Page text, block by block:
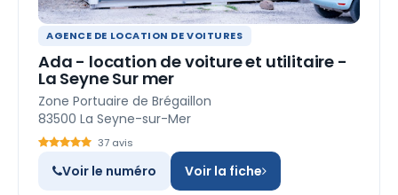
AGENCE DE LOCATION DE VOITURES
Ada - location de voiture et utilitaire -
La Seyne Sur mer
Zone Portuaire de Brégaillon
83500 La Seyne-sur-Mer
37 avis
Voir le numéro Voir la fiche